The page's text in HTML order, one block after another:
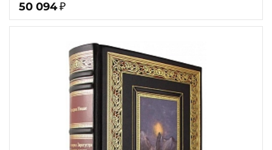
50 094 ₽